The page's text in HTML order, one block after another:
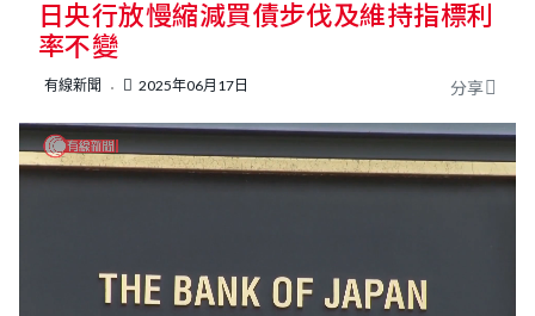
按輸入鍵開始搜尋
日央行放慢縮減買債步伐及維持指標利
率不變
有線新聞 2025年06月17日 分享